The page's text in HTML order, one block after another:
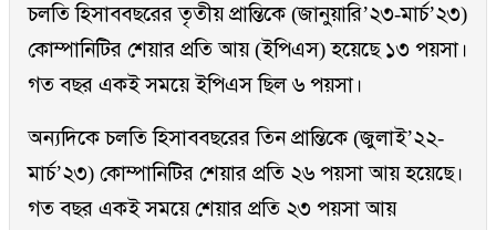
চলতি হিসাববছরের তৃতীয় প্রান্তিকে (জানুয়ারি’২৩-মার্চ’২৩)
কোম্পানিটির শেয়ার প্রতি আয় (ইপিএস) হয়েছে ১৩ পয়সা।
গত বছর একই সময়ে ইপিএস ছিল ৬ পয়সা।
অন্যদিকে চলতি হিসাববছরের তিন প্রান্তিকে (জুলাই’২২-
মার্চ’২৩) কোম্পানিটির শেয়ার প্রতি ২৬ পয়সা আয় হয়েছে।
গত বছর একই সময়ে শেয়ার প্রতি ২৩ পয়সা আয়